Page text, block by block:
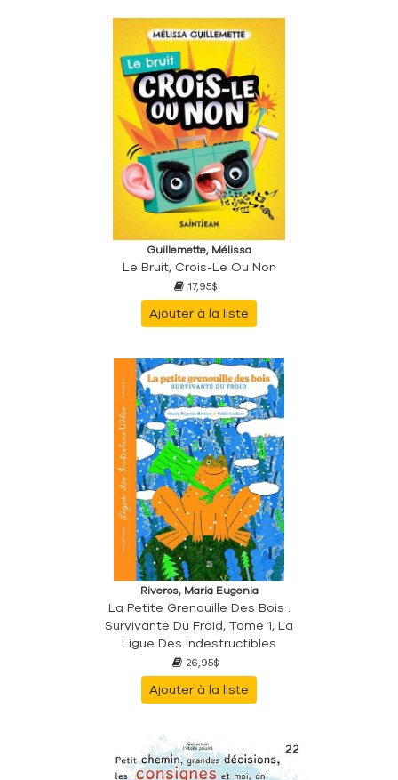
Guillemette, Mélissa
Le Bruit, Crois-Le Ou Non
17,95$
Ajouter à la liste
Riveros, Maria Eugenia
La Petite Grenouille Des Bois :
Survivante Du Froid, Tome 1, La
Ligue Des Indestructibles
26,95$
Ajouter à la liste